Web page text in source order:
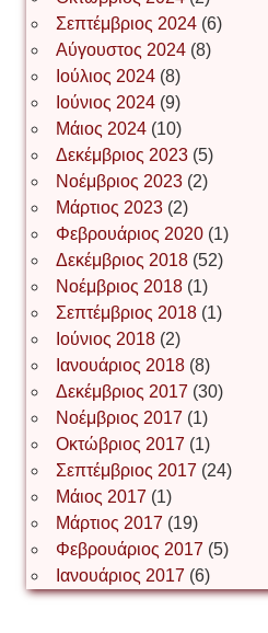
ΝΙΚΟΣ ΓΑΤΟΣ
Νίκος Λυγερός
Іван Буртик
Іван Наконечний
Інга Короткевич
Ірина Ключковська
Ірина Наконечна
Σεπτέμβριος 2024(6)
Αύγουστος 2024(8)
Ιούλιος 2024(8)
Ιούνιος 2024(9)
Μάιος 2024(10)
Δεκέμβριος 2023(5)
Νοέμβριος 2023(2)
Μάρτιος 2023(2)
Φεβρουάριος 2020(1)
Δεκέμβριος 2018(52)
Νοέμβριος 2018(1)
Σεπτέμβριος 2018(1)
Ιούνιος 2018(2)
Ιανουάριος 2018(8)
Δεκέμβριος 2017 (30)
Νοέμβριος 2017 (1)
Οκτώβριος 2017 (1)
Σεπτέμβριος 2017 (24)
Μάιος 2017 (1)
Μάρτιος 2017 (19)
Φεβρουάριος 2017 (5)
Ιανουάριος 2017 (6)